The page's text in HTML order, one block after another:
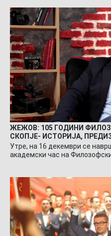
ЖЕЖОВ: 105 ГОДИНИ
СКОПЈЕ- ИСТОРИЈА,
Утре, на 16 декември се
академски час на